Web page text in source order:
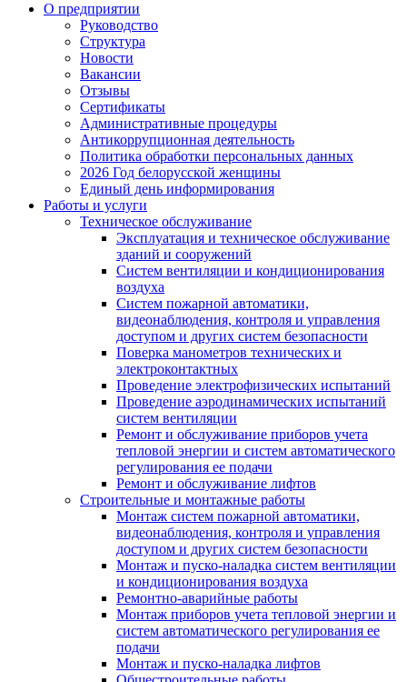
О предприятии
Руководство
Структура
Новости
Вакансии
Отзывы
Сертификаты
Административные процедуры
Антикоррупционная деятельность
Политика обработки персональных данных
2026 Год белорусской женщины
Единый день информирования
Работы и услуги
Техническое обслуживание
Эксплуатация и техническое обслуживание
зданий и сооружений
Систем вентиляции и кондиционирования
воздуха
Систем пожарной автоматики,
видеонаблюдения, контроля и управления
доступом и других систем безопасности
Поверка манометров технических и
электроконтактных
Проведение электрофизических испытаний
Проведение аэродинамических испытаний
систем вентиляции
Ремонт и обслуживание приборов учета
тепловой энергии и систем автоматического
регулирования ее подачи
Ремонт и обслуживание лифтов
Строительные и монтажные работы
Монтаж систем пожарной автоматики,
видеонаблюдения, контроля и управления
доступом и других систем безопасности
Монтаж и пуско-наладка систем вентиляции
и кондиционирования воздуха
Ремонтно-аварийные работы
Монтаж приборов учета тепловой энергии и
систем автоматического регулирования ее
подачи
Монтаж и пуско-наладка лифтов